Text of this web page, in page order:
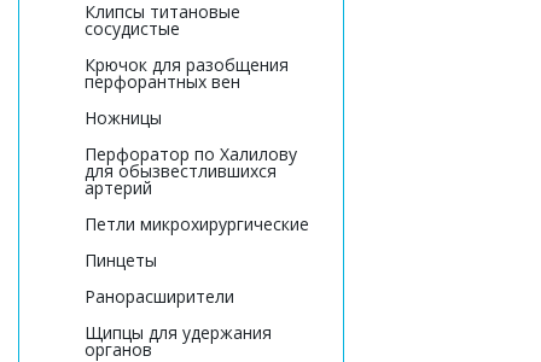
Клипсы титановые
сосудистые
Крючок для разобщения
перфорантных вен
Ножницы
Перфоратор по Халилову
для обызвестлившихся
артерий
Петли микрохирургические
Пинцеты
Ранорасширители
Щипцы для удержания
органов